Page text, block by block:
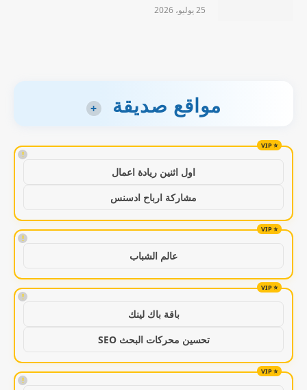
25 يوليو، 2026
مواقع صديقة +
!
اول اثنين ريادة اعمال
مشاركة ارباح ادسنس
!
عالم الشباب
!
باقة باك لينك
تحسين محركات البحث SEO
!